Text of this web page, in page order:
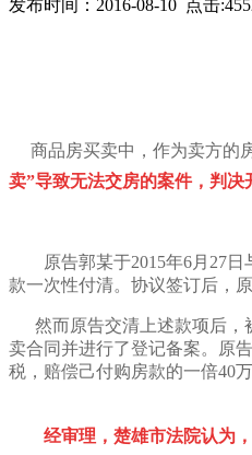
发布时间：2016-08-10 点击
商品房买卖中，作为卖方的
卖”导致无法交房的案件，判决
原告郭某于2015年6月27日
款一次性付清。协议签订后，
然而原告交清上述款项后，
卖合同并进行了登记备案。原
税，赔偿己付购房款的一倍40万
经审理，楚雄市法院认为